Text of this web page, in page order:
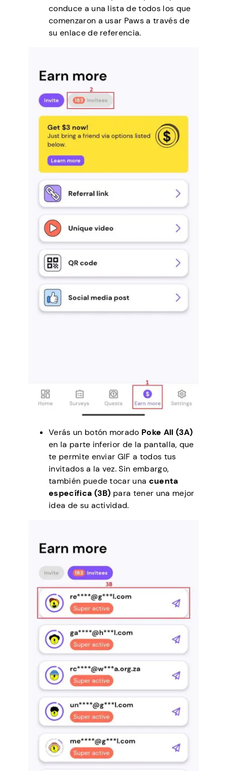
conduce a una lista de todos los que
comenzaron a usar Paws a través de
su enlace de referencia.
Verás un botón morado Poke All (3A)
en la parte inferior de la pantalla, que
te permite enviar GIF a todos tus
invitados a la vez. Sin embargo,
también puede tocar una cuenta
específica (3B) para tener una mejor
idea de su actividad.